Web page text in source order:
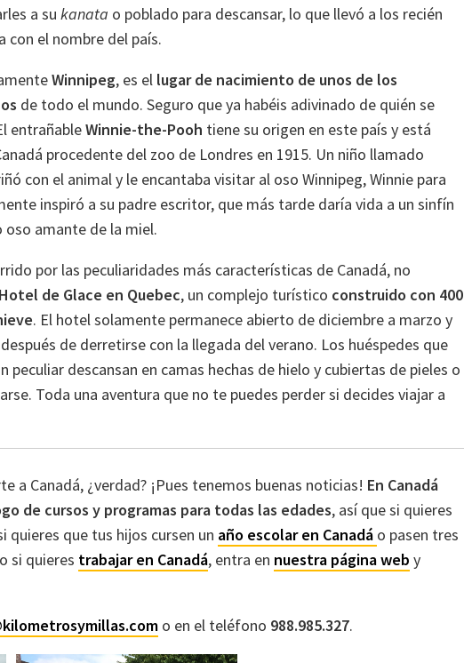
a su kanata o poblado para descansar, lo que llevó a los recién
con el nombre del país.
Winnipeg, es el lugar de nacimiento de unos de los
de todo el mundo. Seguro que ya habéis adivinado de quién se
entrañableWinnie-the-Pooh tiene su origen en este país y está
procedente del zoo de Londres en 1915. Un niño llamado
con el animal y le encantaba visitar al oso Winnipeg, Winnie para
inspiró a su padre escritor, que más tarde daría vida a un sinfín
oso amante de la miel.
por las peculiaridades más características de Canadá, no
Hotel de Glace en Quebec, un complejo turístico construido con 400
. El hotel solamente permanece abierto de diciembre a marzo y
de derretirse con la llegada del verano. Los huéspedes que
peculiar descansan en camas hechas de hielo y cubiertas de pieles o
Toda una aventura que no te puedes perder si decides viajar a
a Canadá, ¿verdad? ¡Pues tenemos buenas noticias! En Canadá
de cursos y programas para todas las edades, así que si quieres
quieres que tus hijos cursen un año escolar en Canadá o pasen tres
si quieres trabajar en Canadá, entra en nuestra página web y
o en el teléfono 988.985.327.